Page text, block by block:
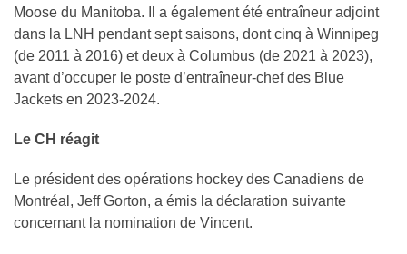
Moose du Manitoba. Il a également été entraîneur adjoint
dans la LNH pendant sept saisons, dont cinq à Winnipeg
(de 2011 à 2016) et deux à Columbus (de 2021 à 2023),
avant d’occuper le poste d’entraîneur-chef des Blue
Jackets en 2023-2024.
Le CH réagit
Le président des opérations hockey des Canadiens de
Montréal, Jeff Gorton, a émis la déclaration suivante
concernant la nomination de Vincent.